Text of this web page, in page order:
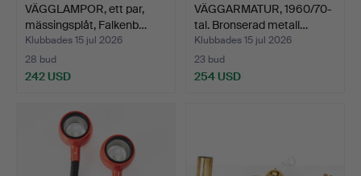
VÄGGLAMPOR, ett par,
mässingsplåt, Falkenb…
Klubbades 15 jul 2026
28 bud
242 USD
VÄGGARMATUR, 1960/70-
tal. Bronserad metall…
Klubbades 15 jul 2026
23 bud
254 USD